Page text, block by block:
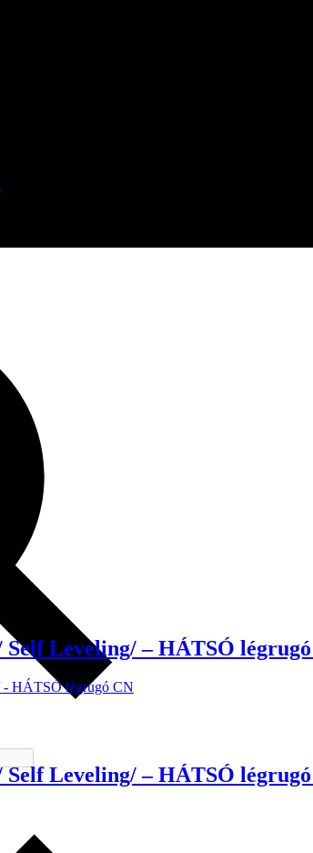
Self Leveling/ – HÁTSÓ
Self Leveling/ – HÁTSÓ